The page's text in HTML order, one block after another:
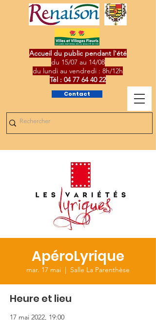
Contact
Accueil du public pendant l'été
du 15/07 au 14/08
du lundi au vendredi : 8h/12h
Tél : 04 77 64 40 22
ApéroLyrique
mar. 17 mai
  |
Salle La Parenthèse
Heure et lieu
17 mai 2022, 19:00